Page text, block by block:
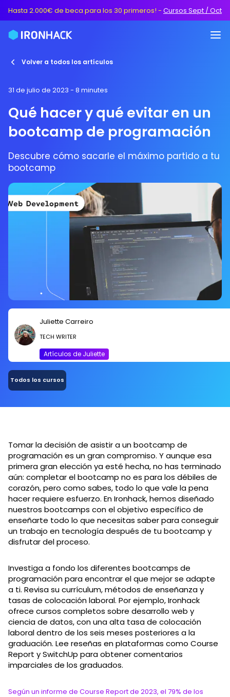
Hasta 2.000€ de beca para los 30 primeros! - Cursos Sept / Oct
Volver a todos los artículos
31 de julio de 2023 - 8 minutes
Qué hacer y qué evitar en un
bootcamp de programación
Descubre cómo sacarle el máximo partido a tu
bootcamp
Juliette Carreiro
TECH WRITER
Artículos de Juliette
Todos los cursos
Tomar la decisión de asistir a un bootcamp de
programación es un gran compromiso. Y aunque esa
primera gran elección ya esté hecha, no has terminado
aún: completar el bootcamp no es para los débiles de
corazón, pero como sabes, todo lo que vale la pena
hacer requiere esfuerzo. En Ironhack, hemos diseñado
nuestros bootcamps con el objetivo específico de
enseñarte todo lo que necesitas saber para conseguir
un trabajo en tecnología después de tu bootcamp y
disfrutar del proceso.
Investiga a fondo los diferentes bootcamps de
programación para encontrar el que mejor se adapte
a ti. Revisa su currículum, métodos de enseñanza y
tasas de colocación laboral. Por ejemplo, Ironhack
ofrece cursos completos sobre desarrollo web y
ciencia de datos, con una alta tasa de colocación
laboral dentro de los seis meses posteriores a la
graduación. Lee reseñas en plataformas como Course
Report y SwitchUp para obtener comentarios
imparciales de los graduados.
Según un informe de Course Report de 2023, el 79% de los